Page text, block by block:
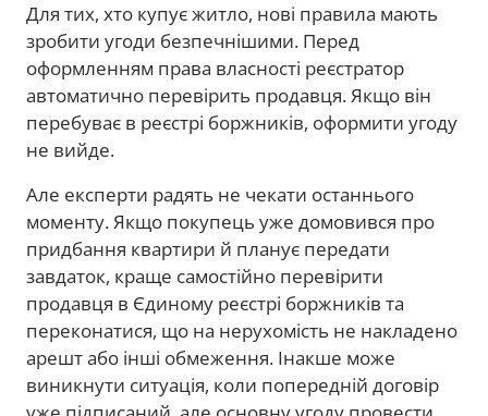
Для тих, хто купує житло, нові правила мають
зробити угоди безпечнішими. Перед
оформленням права власності реєстратор
автоматично перевірить продавця. Якщо він
перебуває в реєстрі боржників, оформити угоду
не вийде.
Але експерти радять не чекати останнього
моменту. Якщо покупець уже домовився про
придбання квартири й планує передати
завдаток, краще самостійно перевірити
продавця в Єдиному реєстрі боржників та
переконатися, що на нерухомість не накладено
арешт або інші обмеження. Інакше може
виникнути ситуація, коли попередній договір